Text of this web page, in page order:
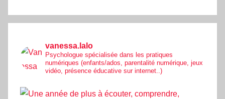
vanessa.lalo
Psychologue spécialisée dans les pratiques
numériques (enfants/ados, parentalité numérique, jeux
vidéo, présence éducative sur internet..)